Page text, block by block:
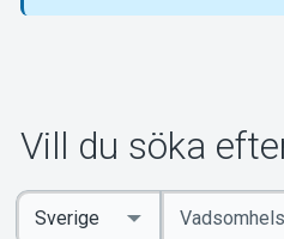
Vill du söka
Ange
sökord
Select
Country